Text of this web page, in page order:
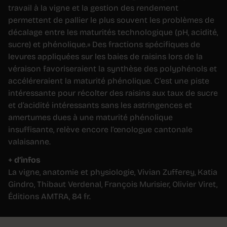
travail à la vigne et la gestion des rendement
permettent de pallier le plus souvent les problèmes de
décalage entre les maturités technologique (pH, acidité,
sucre) et phénolique.» Des fractions spécifiques de
levures appliquées sur les baies de raisins lors de la
véraison favoriseraient la synthèse des polyphénols et
accéléreraient la maturité phénolique. C’est une piste
intéressante pour récolter des raisins aux taux de sucre
et d’acidité intéressants sans les astringences et
amertumes dues à une maturité phénolique
insuffisante, relève encore l’œnologue cantonale
valaisanne.
+ d’infos
La vigne, anatomie et physiologie, Vivian Zufferey, Katia
Gindro, Thibaut Verdenal, François Murisier, Olivier Viret,
Éditions AMTRA, 84 fr.